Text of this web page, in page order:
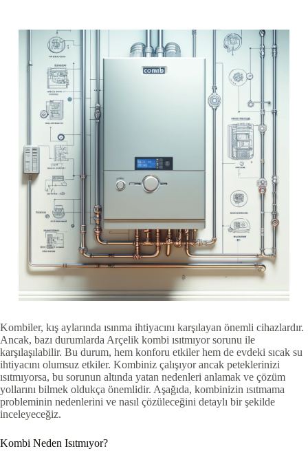
Kombiler, kış aylarında ısınma ihtiyacını karşılayan önemli cihazlardır.
Ancak, bazı durumlarda Arçelik kombi ısıtmıyor sorunu ile
karşılaşılabilir. Bu durum, hem konforu etkiler hem de evdeki sıcak su
ihtiyacını olumsuz etkiler. Kombiniz çalışıyor ancak peteklerinizi
ısıtmıyorsa, bu sorunun altında yatan nedenleri anlamak ve çözüm
yollarını bilmek oldukça önemlidir. Aşağıda, kombinizin ısıtmama
probleminin nedenlerini ve nasıl çözüleceğini detaylı bir şekilde
inceleyeceğiz.
Kombi Neden Isıtmıyor?